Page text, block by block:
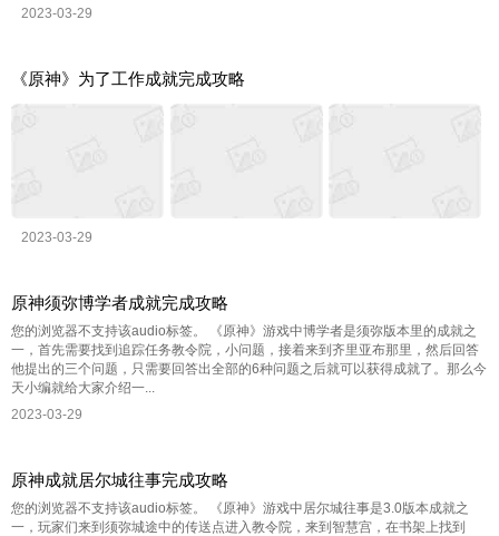
2023-03-29
《原神》为了工作成就完成攻略
2023-03-29
原神须弥博学者成就完成攻略
您的浏览器不支持该audio标签。 《原神》游戏中博学者是须弥版本里的成就之
一，首先需要找到追踪任务教令院，小问题，接着来到齐里亚布那里，然后回答
他提出的三个问题，只需要回答出全部的6种问题之后就可以获得成就了。那么今
天小编就给大家介绍一...
2023-03-29
原神成就居尔城往事完成攻略
您的浏览器不支持该audio标签。 《原神》游戏中居尔城往事是3.0版本成就之
一，玩家们来到须弥城途中的传送点进入教令院，来到智慧宫，在书架上找到